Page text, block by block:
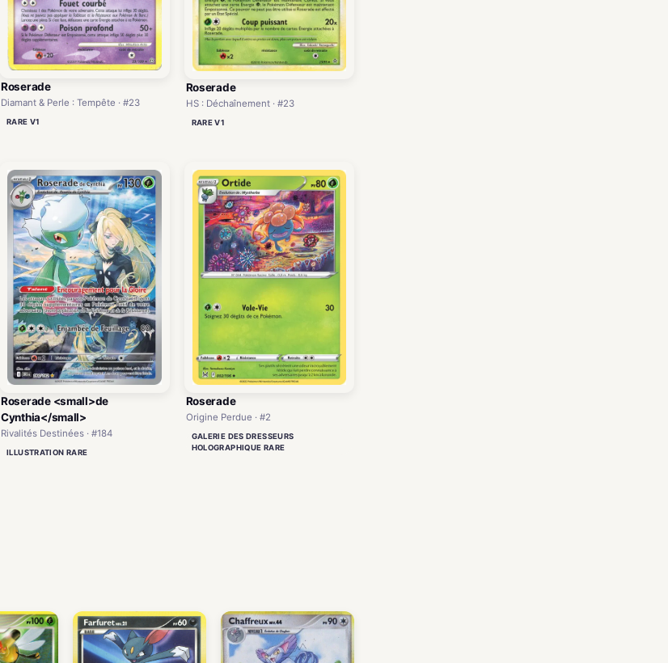
Roserade
Diamant & Perle : Tempête · #23
RARE V1
Roserade
HS : Déchaînement · #23
RARE V1
Roserade <small>de
Cynthia</small>
Rivalités Destinées · #184
ILLUSTRATION RARE
Roserade
Origine Perdue · #2
GALERIE DES DRESSEURS
HOLOGRAPHIQUE RARE